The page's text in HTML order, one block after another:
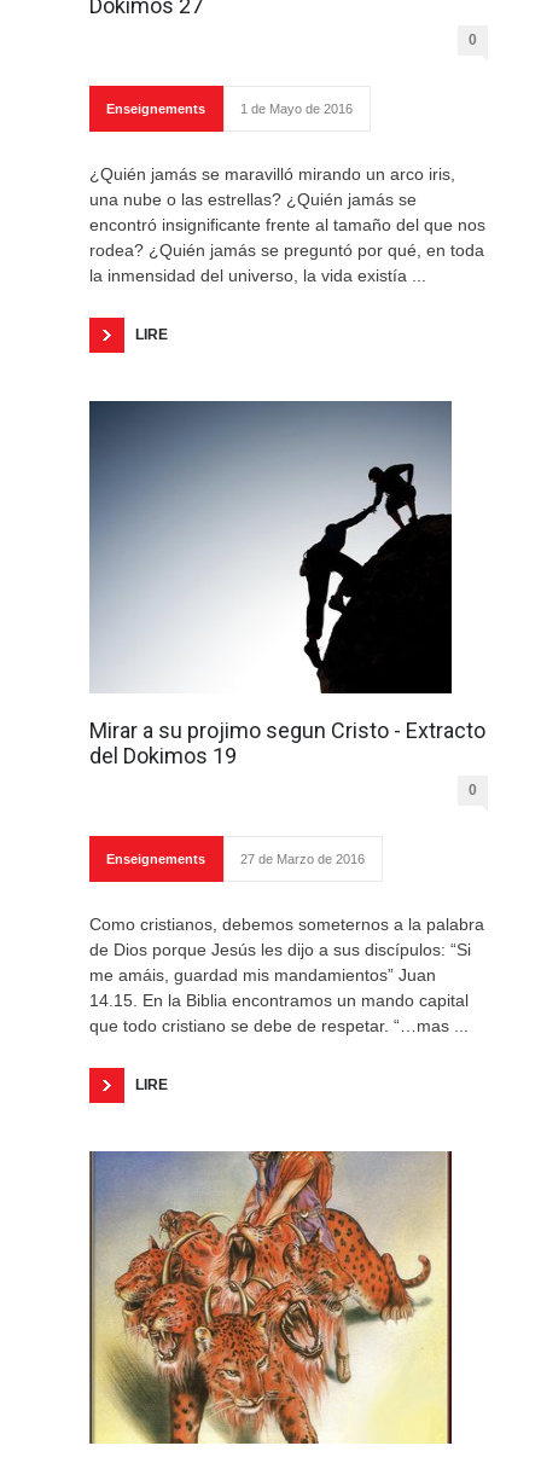
0
Enseignements 1 de Mayo de 2016
¿Quién jamás se maravilló mirando un arco iris,
una nube o las estrellas? ¿Quién jamás se
encontró insignificante frente al tamaño del que nos
rodea? ¿Quién jamás se preguntó por qué, en toda
la inmensidad del universo, la vida existía ...
LIRE
Mirar a su projimo segun Cristo - Extracto
del Dokimos 19
0
Enseignements 27 de Marzo de 2016
Como cristianos, debemos someternos a la palabra
de Dios porque Jesús les dijo a sus discípulos: “Si
me amáis, guardad mis mandamientos” Juan
14.15. En la Biblia encontramos un mando capital
que todo cristiano se debe de respetar. “…mas ...
LIRE